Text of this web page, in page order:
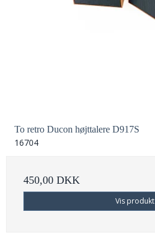
To retro Ducon højttalere D917S
16704
450,00 DKK
Vis produkt